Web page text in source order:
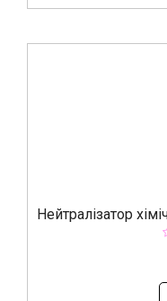
Нейтралізатор